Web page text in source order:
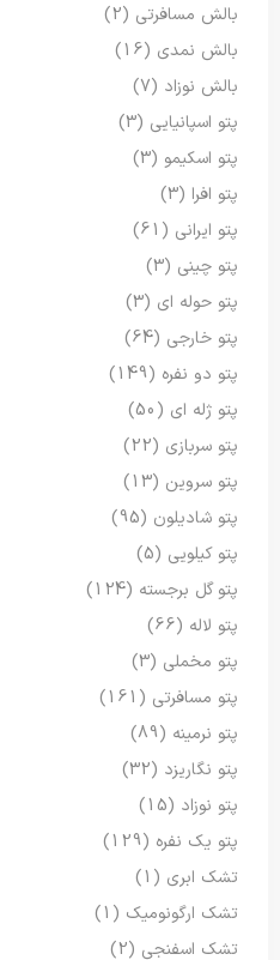
بالش مسافرتی (2)
بالش نمدی (16)
بالش نوزاد (7)
پتو اسپانیایی (3)
پتو اسکیمو (3)
پتو افرا (3)
پتو ایرانی (61)
پتو چینی (3)
پتو حوله ای (3)
پتو خارجی (64)
پتو دو نفره (149)
پتو ژله ای (50)
پتو سربازی (22)
پتو سروین (13)
پتو شادیلون (95)
پتو کیلویی (5)
پتو گل برجسته (124)
پتو لاله (66)
پتو مخملی (3)
پتو مسافرتی (161)
پتو نرمینه (89)
پتو نگاریزد (32)
پتو نوزاد (15)
پتو یک نفره (129)
تشک ابری (1)
تشک ارگونومیک (1)
تشک اسفنجی (2)